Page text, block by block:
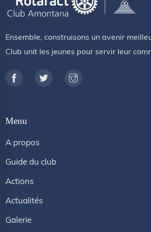
Ensemble, construisons un avenir
Club unit les jeunes pour servir leur
Menu
A propos
Guide du club
Actions
Actualités
Galerie